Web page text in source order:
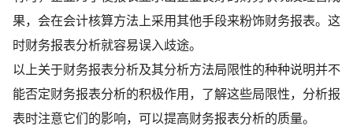
果，会在会计核算方法上采用其他手段来粉饰财务报表。这
时财务报表分析就容易误入歧途。
以上关于财务报表分析及其分析方法局限性的种种说明并不
能否定财务报表分析的积极作用，了解这些局限性，分析报
表时注意它们的影响，可以提高财务报表分析的质量。